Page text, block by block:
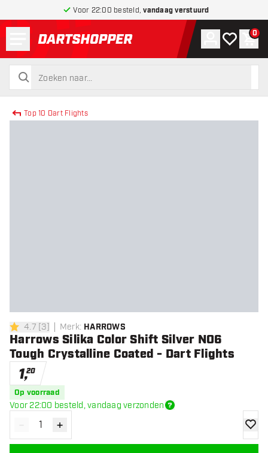
Voor 22:00 besteld,vandaag verstuurd
terug naar home pagina
zoeken
zoeken
Account
Mijn 0
Top 10 Dart Flights
4.7 score sterren
4.7 [3] Merk: HARROWS
Harrows Silika Color Shift Silver NO6
Tough Crystalline Coated - Dart Flights
1,20
Op voorraad
Voor 22:00 besteld, vandaag verzonden
Verminder hoeveelheid
- Verhoog hoeveelheid
+